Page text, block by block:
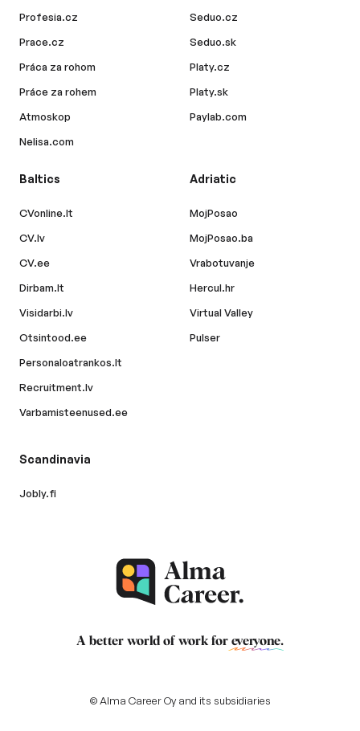
Profesia.cz
Prace.cz
Práca za rohom
Práce za rohem
Atmoskop
Nelisa.com
Seduo.cz
Seduo.sk
Platy.cz
Platy.sk
Paylab.com
Baltics
CVonline.lt
CV.lv
CV.ee
Dirbam.lt
Visidarbi.lv
Otsintood.ee
Personaloatrankos.lt
Recruitment.lv
Varbamisteenused.ee
Adriatic
MojPosao
MojPosao.ba
Vrabotuvanje
Hercul.hr
Virtual Valley
Pulser
Scandinavia
Jobly.fi
A better world of work for everyone.
© Alma Career Oy and its subsidiaries